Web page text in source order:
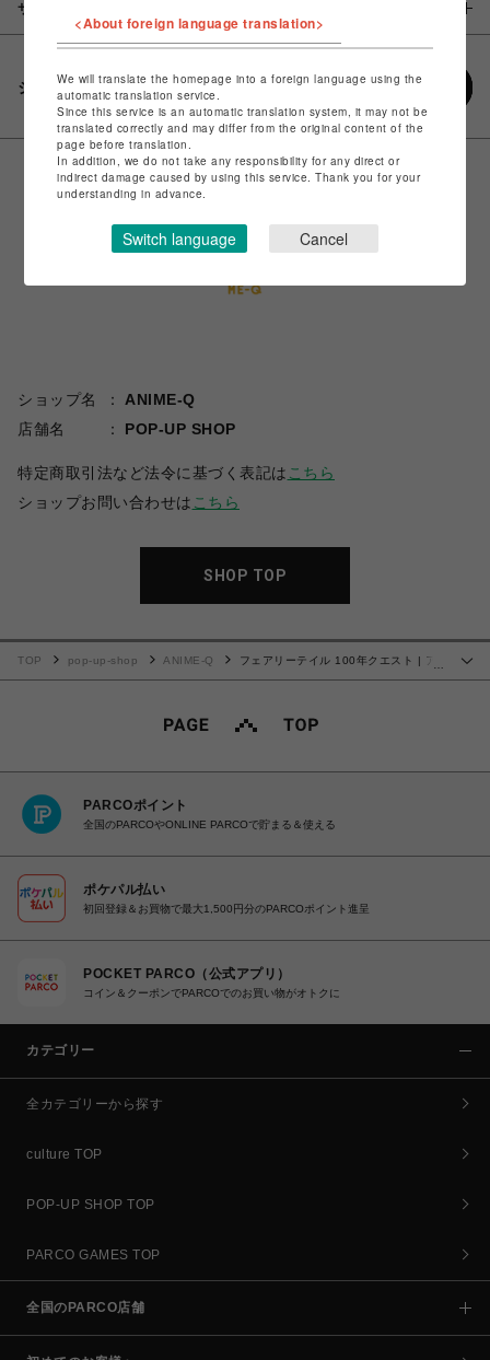
サイズ
シェアする
ショップ名
ANIME-Q
店舗名
POP-UP SHOP
特定商取引法など法令に基づく表記は こちら
ショップお問い合わせは こちら
SHOP TOP
TOP pop-up-shop ANIME-Q
フェアリーテイル 100年クエスト | ア
PARCOポイント
全国のPARCOやONLINE PARCOで貯まる＆使える
ポケパル払い
初回登録＆お買物で最大1,500円分のPARCOポイント進呈
POCKET PARCO（公式アプリ）
コイン＆クーポンでPARCOでのお買い物がオトクに
カテゴリー
全カテゴリーから探す
culture TOP
POP-UP SHOP TOP
PARCO GAMES TOP
全国のPARCO店舗
<About foreign language translation>
We will translate the homepage into a foreign language using the
automatic translation service.
Since this service is an automatic translation system, it may not be
translated correctly and may differ from the original content of the
page before translation.
In addition, we do not take any responsibility for any direct or
indirect damage caused by using this service. Thank you for your
understanding in advance.
Switch language Cancel